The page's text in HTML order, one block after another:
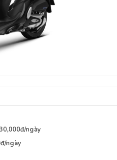
ngày
ngày